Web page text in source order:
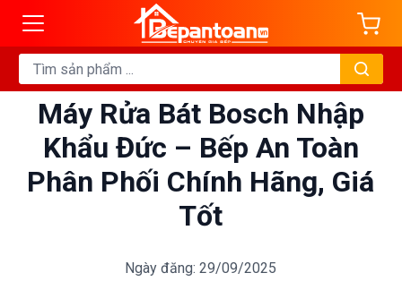
Máy Rửa Bát Bosch Nhập
Khẩu Đức – Bếp An Toàn
Phân Phối Chính Hãng, Giá
Tốt
Ngày đăng: 29/09/2025